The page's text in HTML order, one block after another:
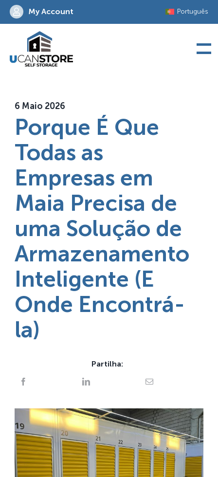
Skip
content
My Account Português
6 Maio 2026
Porque É Que
Todas as
Empresas em
Maia Precisa de
uma Solução de
Armazenamento
Inteligente (E
Onde Encontrá-
la)
Partilha: